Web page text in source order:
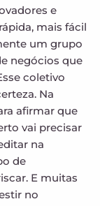
e
mais fácil
um grupo
negócios que
coletivo
Na
afirmar que
vai precisar
na
de
E muitas
no